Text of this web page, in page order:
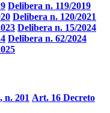
Delibera n. 119/2019
Delibera n. 120/2021
Delibera n. 15/2024
Delibera n. 62/2024
n. 201 Art. 16 Decreto